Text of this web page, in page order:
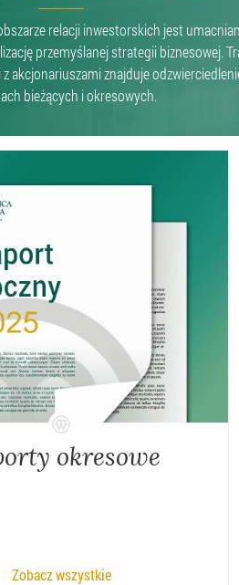
relacji inwestorskich jest
przemyślanej strategii biznesowej.
akcjonariuszami znajduje
bieżących i okresowych.
okresowe
Zobacz wszystkie